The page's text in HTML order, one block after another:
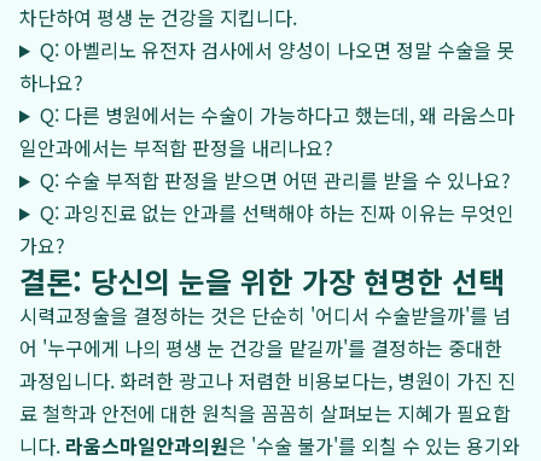
차단하여 평생 눈 건강을 지킵니다.
Q: 아벨리노 유전자 검사에서 양성이 나오면 정말 수술을 못
하나요?
Q: 다른 병원에서는 수술이 가능하다고 했는데, 왜 라움스마
일안과에서는 부적합 판정을 내리나요?
Q: 수술 부적합 판정을 받으면 어떤 관리를 받을 수 있나요?
Q: 과잉진료 없는 안과를 선택해야 하는 진짜 이유는 무엇인
가요?
결론: 당신의 눈을 위한 가장 현명한 선택
시력교정술을 결정하는 것은 단순히 '어디서 수술받을까'를 넘
어 '누구에게 나의 평생 눈 건강을 맡길까'를 결정하는 중대한
과정입니다. 화려한 광고나 저렴한 비용보다는, 병원이 가진 진
료 철학과 안전에 대한 원칙을 꼼꼼히 살펴보는 지혜가 필요합
니다. 라움스마일안과의원은 '수술 불가'를 외칠 수 있는 용기와